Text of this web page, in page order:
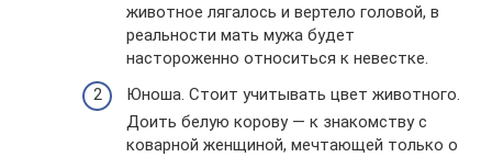
животное лягалось и вертело головой, в
реальности мать мужа будет
настороженно относиться к невестке.
Юноша. Стоит учитывать цвет животного.
Доить белую корову — к знакомству с
коварной женщиной, мечтающей только о